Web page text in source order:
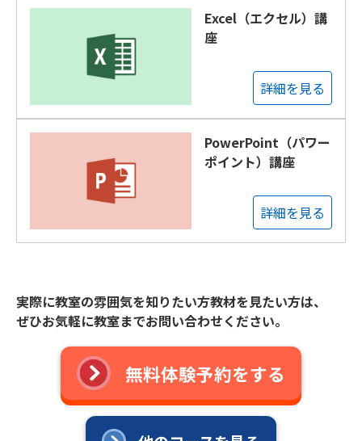
Excel（エクセル）講
座
詳細を見る
PowerPoint（パワー
ポイント）講座
詳細を見る
実際に教室の雰囲気を知りたい方教材を見たい方は、
ぜひお気軽に教室までお問い合わせください。
無料体験予約をする